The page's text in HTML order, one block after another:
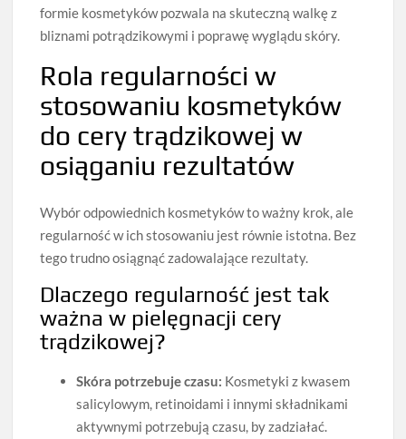
formie kosmetyków pozwala na skuteczną walkę z
bliznami potrądzikowymi i poprawę wyglądu skóry.
Rola regularności w
stosowaniu kosmetyków
do cery trądzikowej w
osiąganiu rezultatów
Wybór odpowiednich kosmetyków to ważny krok, ale
regularność w ich stosowaniu jest równie istotna. Bez
tego trudno osiągnąć zadowalające rezultaty.
Dlaczego regularność jest tak
ważna w pielęgnacji cery
trądzikowej?
Skóra potrzebuje czasu: Kosmetyki z kwasem
salicylowym, retinoidami i innymi składnikami
aktywnymi potrzebują czasu, by zadziałać.